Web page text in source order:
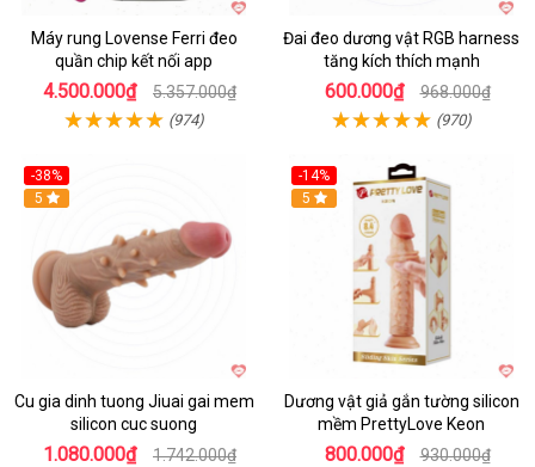
Máy rung Lovense Ferri đeo
quần chip kết nối app
4.500.000₫ 5.357.000₫
(974)
Đai đeo dương vật RGB harness
tăng kích thích mạnh
600.000₫ 968.000₫
(970)
-38%
5
Cu gia dinh tuong Jiuai gai mem
silicon cuc suong
1.080.000₫ 1.742.000₫
-14%
5
Dương vật giả gắn tường silicon
mềm PrettyLove Keon
800.000₫ 930.000₫